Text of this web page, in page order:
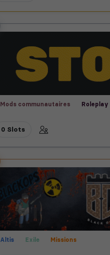
Mods communautaires Roleplay
0 Slots
Altis Exile Missions